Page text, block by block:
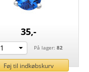
35,-
1 På lager: 82
Føj til indkøbskurv